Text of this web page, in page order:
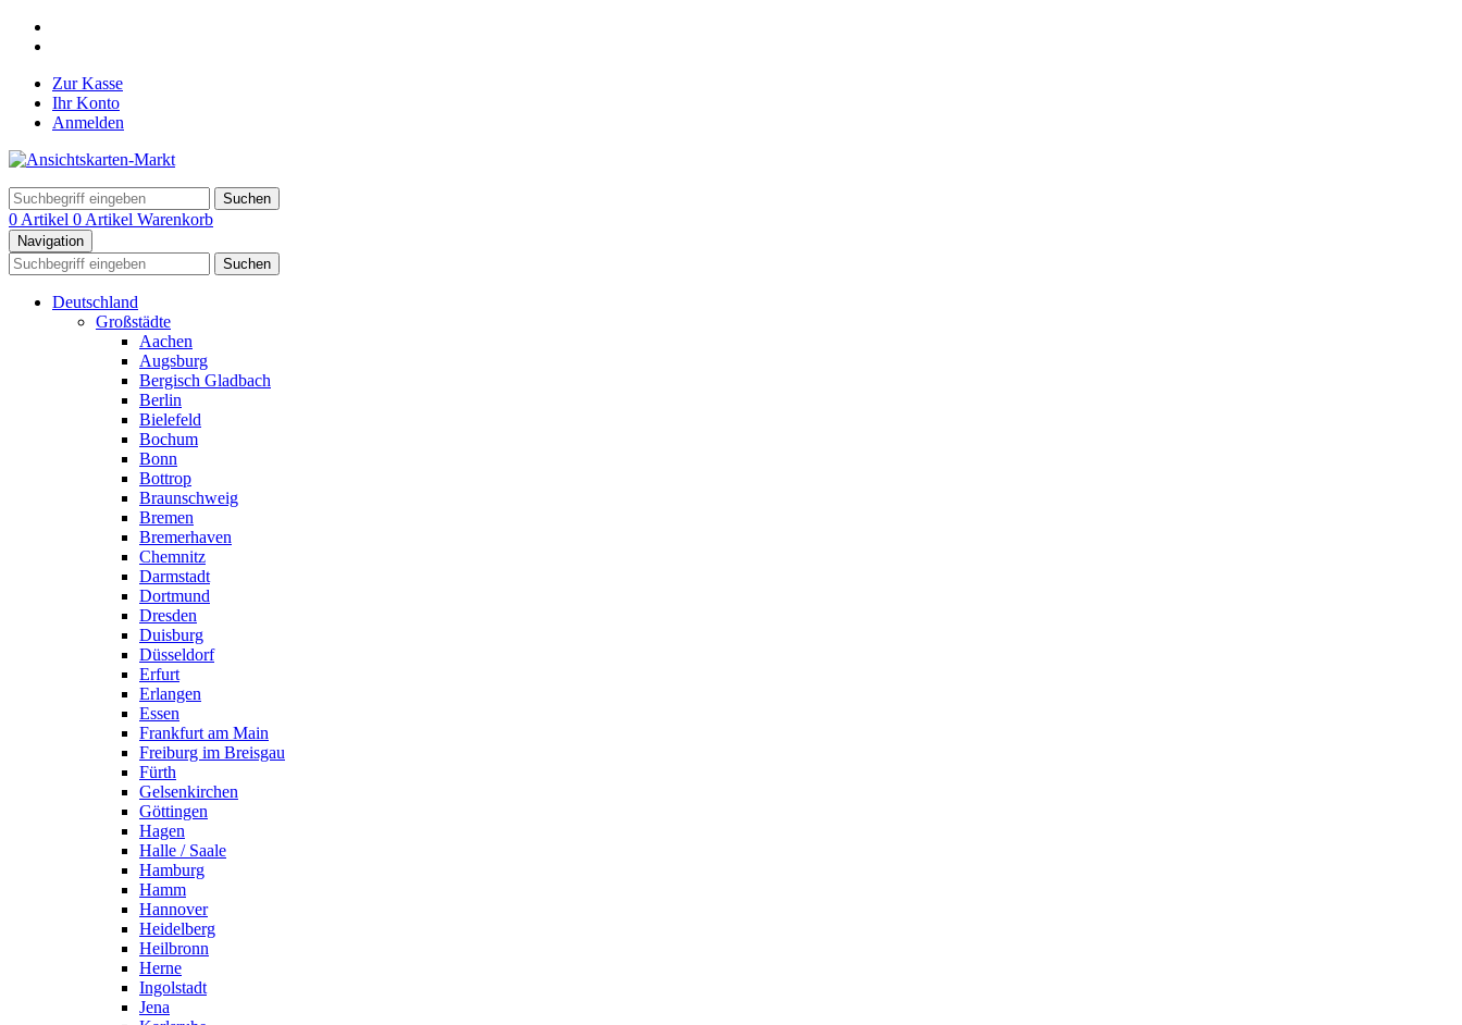
Zur Kasse
Ihr Konto
Anmelden
Suchen
0 Artikel 0 Artikel Warenkorb
Navigation
Suchen
Deutschland
Großstädte
Aachen
Augsburg
Bergisch Gladbach
Berlin
Bielefeld
Bochum
Bonn
Bottrop
Braunschweig
Bremen
Bremerhaven
Chemnitz
Darmstadt
Dortmund
Dresden
Duisburg
Düsseldorf
Erfurt
Erlangen
Essen
Frankfurt am Main
Freiburg im Breisgau
Fürth
Gelsenkirchen
Göttingen
Hagen
Halle / Saale
Hamburg
Hamm
Hannover
Heidelberg
Heilbronn
Herne
Ingolstadt
Jena